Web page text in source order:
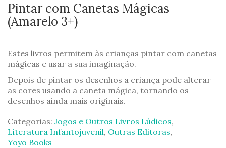
Pintar com Canetas Mágicas
(Amarelo 3+)
Estes livros permitem às crianças pintar com canetas
mágicas e usar a sua imaginação.
Depois de pintar os desenhos a criança pode alterar
as cores usando a caneta mágica, tornando os
desenhos ainda mais originais.
Categorias: Jogos e Outros Livros Lúdicos,
Literatura Infantojuvenil, Outras Editoras,
Yoyo Books